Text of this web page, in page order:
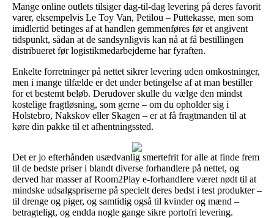
Mange online outlets tilsiger dag-til-dag levering på deres favorit
varer, eksempelvis Le Toy Van, Petilou – Puttekasse, men som
imidlertid betinges af at handlen gemmenføres før et angivent
tidspunkt, sådan at de sandsynligvis kan nå at få bestillingen
distribueret før logistikmedarbejderne har fyraften.
Enkelte forretninger på nettet sikrer levering uden omkostninger,
men i mange tilfælde er det under betingelse af at man bestiller
for et bestemt beløb. Derudover skulle du vælge den mindst
kostelige fragtløsning, som gerne – om du opholder sig i
Holstebro, Nakskov eller Skagen – er at få fragtmanden til at
køre din pakke til et afhentningssted.
Det er jo efterhånden usædvanlig smertefrit for alle at finde frem
til de bedste priser i blandt diverse forhandlere på nettet, og
derved har masser af Room2Play e-forhandlere været nødt til at
mindske udsalgspriserne på specielt deres bedst i test produkter –
til drenge og piger, og samtidig også til kvinder og mænd –
betragteligt, og endda nogle gange sikre portofri levering.